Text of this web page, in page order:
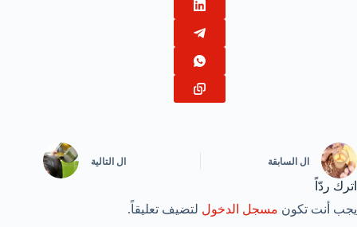
ال السابقة ال التالية
اترك ردّاً
يجب أنت تكون مسجل الدخول لتضيف تعليقاً.